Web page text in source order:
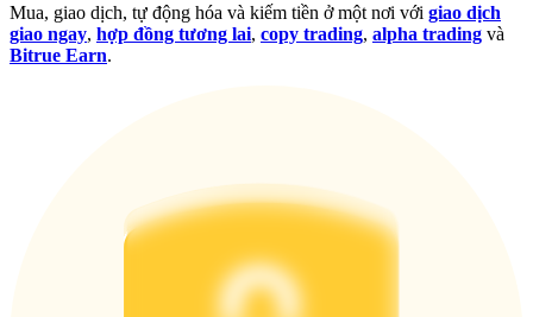
Mua, giao dịch, tự động hóa và kiếm tiền ở một nơi với giao dịch
giao ngay, hợp đồng tương lai, copy trading, alpha trading và
Bitrue Earn.